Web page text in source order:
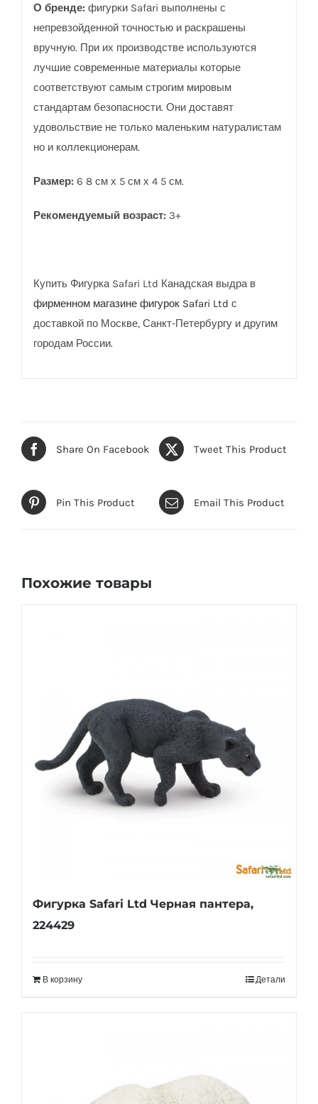
О бренде: фигурки Safаri выполнены с
непревзойденной точностью и раскрашены
вручную. При их производстве используются
лучшие современные материалы которые
соответствуют самым строгим мировым
стандартам безопасности. Они доставят
удовольствие не только маленьким натуралистам
но и коллекционерам.
Размер: 6 8 см х 5 см х 4 5 см.
Рекомендуемый возраст: 3+
Купить Фигурка Safari Ltd Канадская выдра в
фирменном магазине фигурок Safari Ltd с
доставкой по Москве, Санкт-Петербургу и другим
городам России.
Share On Facebook Tweet This Product
Pin This Product Email This Product
Похожие товары
Фигурка Safari Ltd Черная пантера,
224429
В корзину Детали